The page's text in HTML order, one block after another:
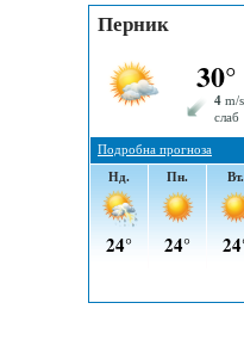
Пернишки експерт за
Проверявайте
05.08.2026, 15:42